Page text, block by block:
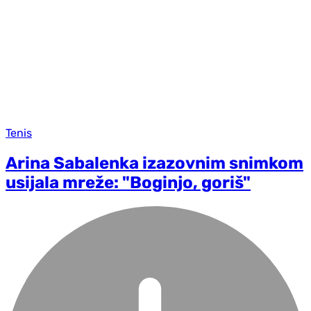
Tenis
Arina Sabalenka izazovnim snimkom
usijala mreže: "Boginjo, goriš"